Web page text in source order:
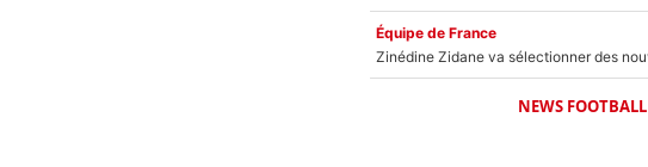
Équipe de France
NEWS FOOTBALL